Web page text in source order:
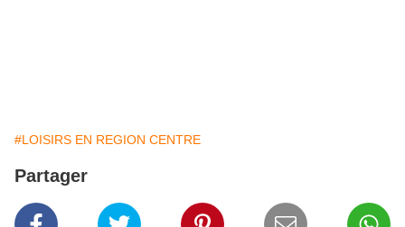
#LOISIRS EN REGION CENTRE
Partager